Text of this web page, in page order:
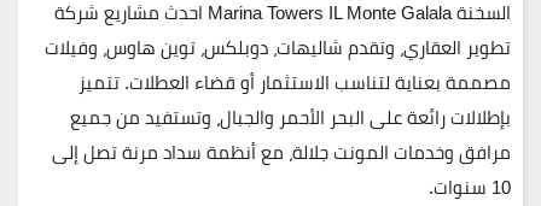
السخنة Marina Towers IL Monte Galala احدث مشاريع شركة
تطوير العقاري، وتقدم شاليهات، دوبلكس، توين هاوس، وفيلات
مصممة بعناية لتناسب الاستثمار أو قضاء العطلات. تتميز
بإطلالات رائعة على البحر الأحمر والجبال، وتستفيد من جميع
مرافق وخدمات المونت جلالة، مع أنظمة سداد مرنة تصل إلى
10 سنوات.